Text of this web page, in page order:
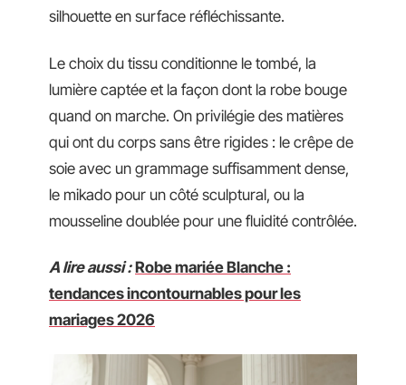
silhouette en surface réfléchissante.
Le choix du tissu conditionne le tombé, la
lumière captée et la façon dont la robe bouge
quand on marche. On privilégie des matières
qui ont du corps sans être rigides : le crêpe de
soie avec un grammage suffisamment dense,
le mikado pour un côté sculptural, ou la
mousseline doublée pour une fluidité contrôlée.
A lire aussi : Robe mariée Blanche :
tendances incontournables pour les
mariages 2026